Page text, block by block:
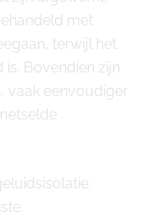
met
terwijl het
Bovendien zijn
vaak eenvoudiger